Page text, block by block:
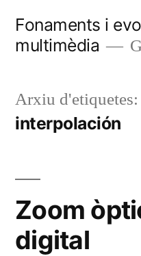
Fonaments i
multimèdia
Arxiu d'etiquetes:
interpolación
Zoom
digital